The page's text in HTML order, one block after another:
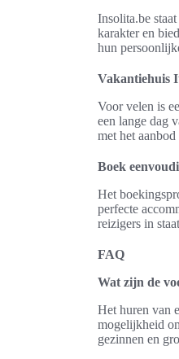
Insolita.be
karakter en
hun
Vakantiehuis
Voor velen is
een lange dag
met het
Boek
Het
perfecte
reizigers in
FAQ
Wat zijn de
Het huren van
mogelijkheid
gezinnen en